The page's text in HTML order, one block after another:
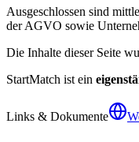
Ausgeschlossen sind
der AGVO sowie
Die Inhalte dieser Seite
StartMatch ist ein
Links & Dokumente